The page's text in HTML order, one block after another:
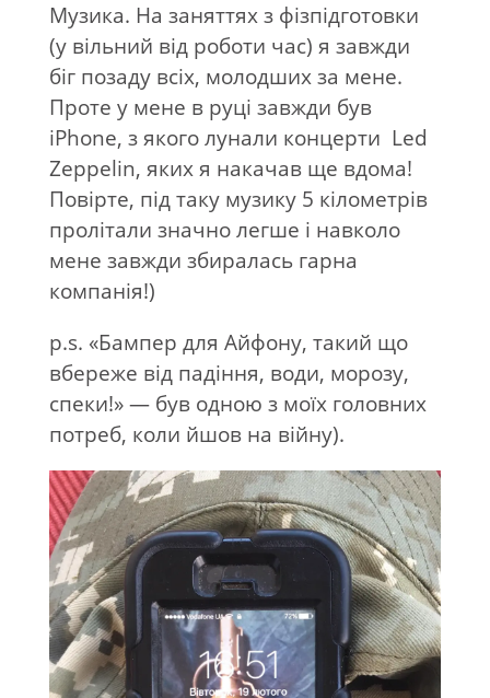
Музика. На заняттях з фізпідготовки
(у вільний від роботи час) я завжди
біг позаду всіх, молодших за мене.
Проте у мене в руці завжди був
iPhone, з якого лунали концерти Led
Zeppelin, яких я накачав ще вдома!
Повірте, під таку музику 5 кілометрів
пролітали значно легше і навколо
мене завжди збиралась гарна
компанія!)
p.s. «Бампер для Айфону, такий що
вбереже від падіння, води, морозу,
спеки!» — був одною з моїх головних
потреб, коли йшов на війну).